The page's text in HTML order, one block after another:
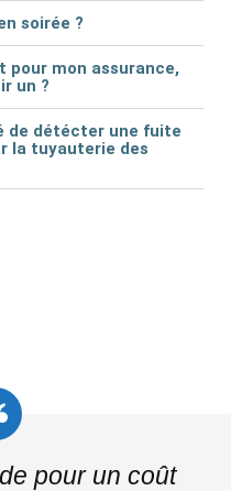
soirée ?
pour mon assurance,
un ?
de détécter une fuite
la tuyauterie des
pour un coût